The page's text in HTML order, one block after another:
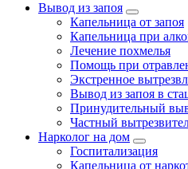
Вывод из запоя
Капельница от запоя
Капельница при
Лечение похмелья
Помощь при
Экстренное
Вывод из запоя в
Принудительный
Частный
Нарколог на дом
Госпитализация
Капельница от